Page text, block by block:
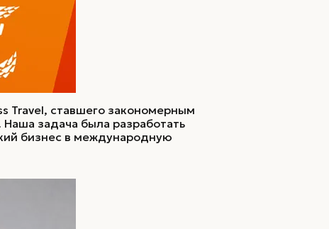
Travel, ставшего закономерным
задача была разработать
бизнес в международную